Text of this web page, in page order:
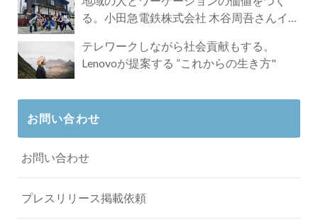
る。小田急電鉄株式会社 木谷周吾さんイン
テレワークしながら社会貢献もする。
Lenovoが提案する ”これからの生き方"
お問い合わせ
お問い合わせ
プレスリリース掲載依頼